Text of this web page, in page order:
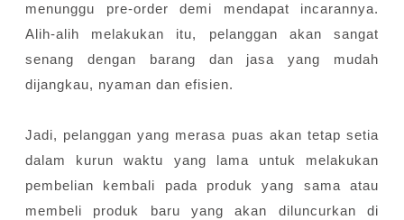
menunggu pre-order demi mendapat incarannya.
Alih-alih melakukan itu, pelanggan akan sangat
senang dengan barang dan jasa yang mudah
dijangkau, nyaman dan efisien.
Jadi, pelanggan yang merasa puas akan tetap setia
dalam kurun waktu yang lama untuk melakukan
pembelian kembali pada produk yang sama atau
membeli produk baru yang akan diluncurkan di